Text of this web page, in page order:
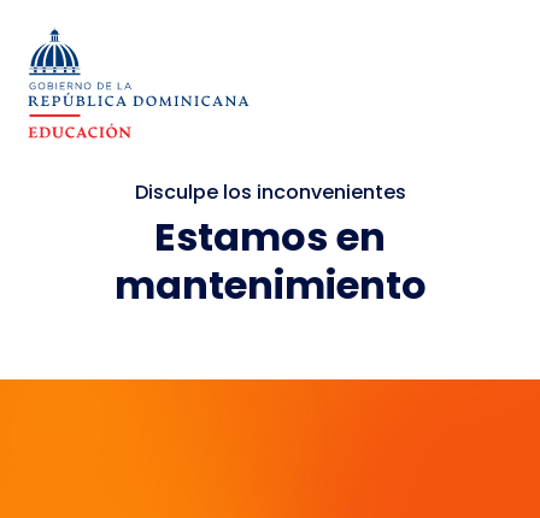
Disculpe los inconvenientes
Estamos en
mantenimiento